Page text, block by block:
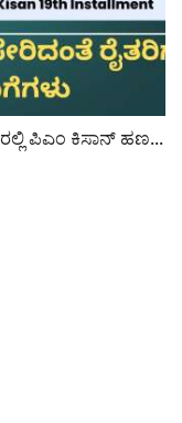
ಪಿಎಂ ಕಿಸಾನ್ ಹಣ...